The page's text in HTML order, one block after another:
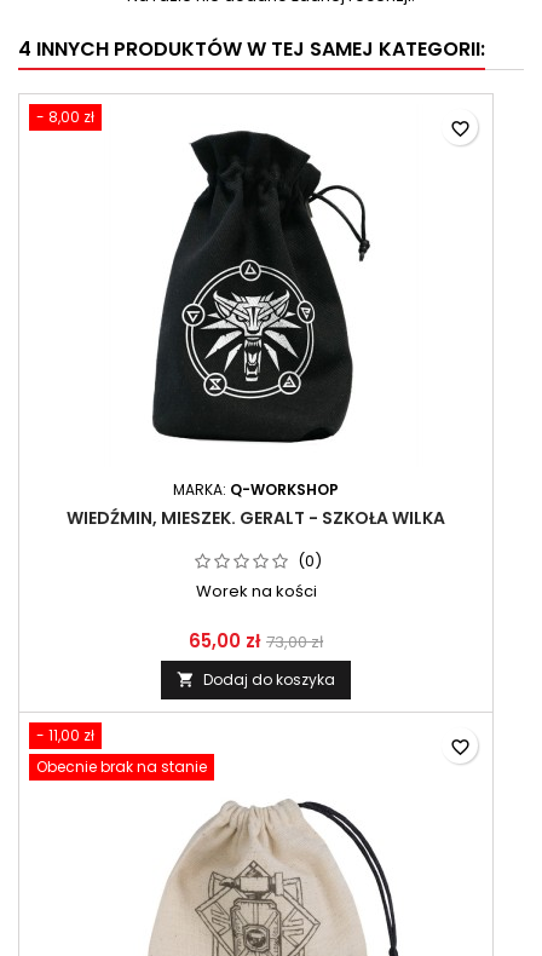
4 INNYCH PRODUKTÓW W TEJ SAMEJ KATEGORII:
- 8,00 zł
MARKA: Q-WORKSHOP
WIEDŹMIN, MIESZEK. GERALT - SZKOŁA WILKA
(0)
Worek na kości
65,00 zł 73,00 zł
 Dodaj do koszyka
favorite_border
- 11,00 zł
Obecnie brak na stanie
favorite_border